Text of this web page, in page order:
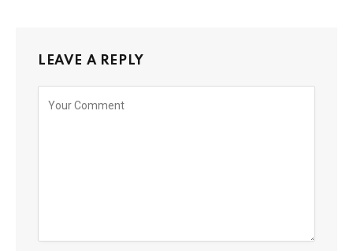
LEAVE A REPLY